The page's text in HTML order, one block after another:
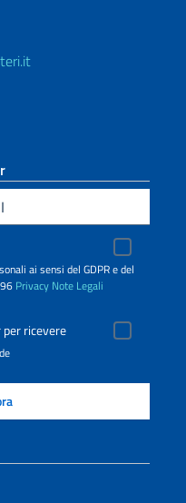
ai sensi del GDPR e del
Privacy Note Legali
ricevere